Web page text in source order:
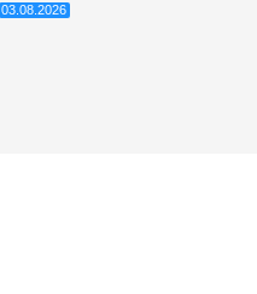
03.08.2026